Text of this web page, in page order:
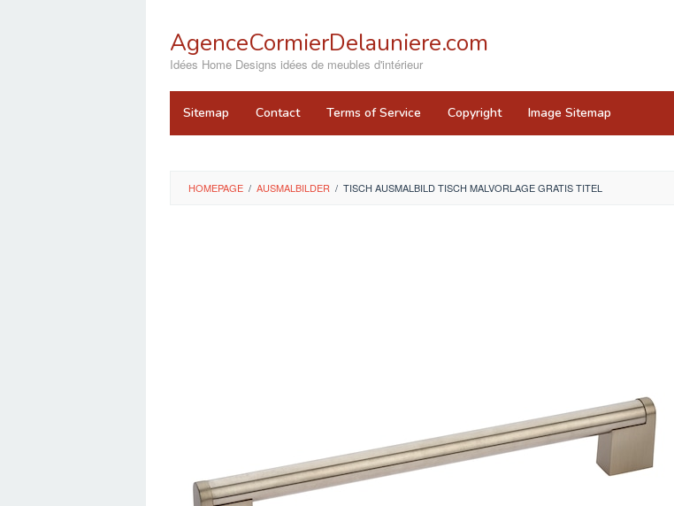
contentAgenceCormierDelauniere.com
Idées Home Designs idées de meubles d'intérieur
Sitemap Contact Terms of Service Copyright Image Sitemap
HOMEPAGE / AUSMALBILDER / TISCH AUSMALBILD TISCH MALVORLAGE GRATIS TITEL